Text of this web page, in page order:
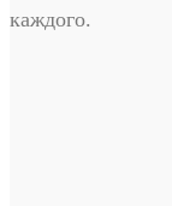
каждого.